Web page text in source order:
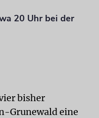
20 Uhr bei der
bisher
Grunewald eine